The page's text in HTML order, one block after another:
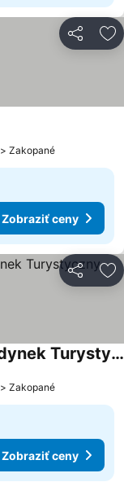
Zdieľať
Zakopané
Zobraziť ceny
Zdieľať
Zespół Tatry - Hotel Tatry i Budynek Turystyczny
Zakopané
Zobraziť ceny